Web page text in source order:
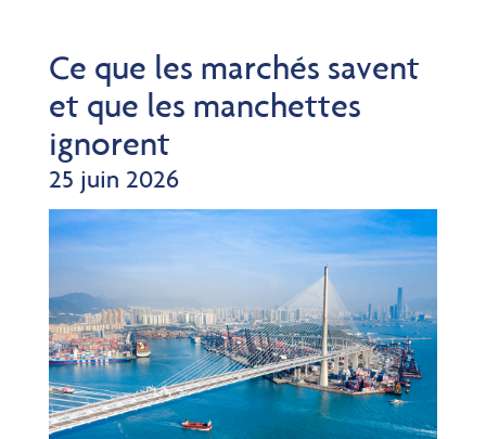
Ce que les marchés savent
et que les manchettes
ignorent
25 juin 2026